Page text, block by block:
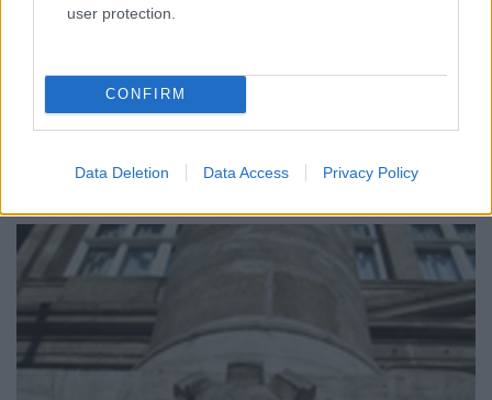
user protection.
CONFIRM
Data Deletion Data Access Privacy Policy
Kft. előző vezetését bűnszervezetnek nevező igazgató
nyár óta két saját könyvet adott ki új munkahelyén,
és régebbi publikációit is a cég segítségével terjeszti”